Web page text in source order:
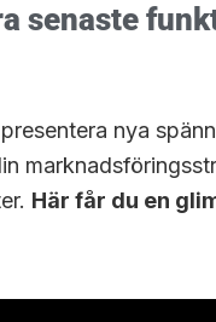
senaste
nya
Här får du en